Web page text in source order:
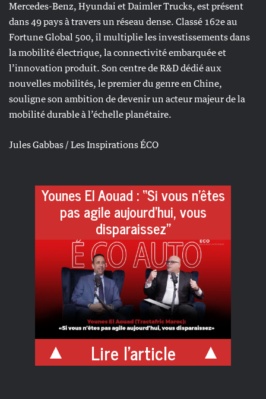
Mercedes-Benz, Hyundai et Daimler Trucks, est présent
dans 49 pays à travers un réseau dense. Classé 162e au
Fortune Global 500, il multiplie les investissements dans
la mobilité électrique, la connectivité embarquée et
l’innovation produit. Son centre de R&D dédié aux
nouvelles mobilités, le premier du genre en Chine,
souligne son ambition de devenir un acteur majeur de la
mobilité durable à l’échelle planétaire.
Jules Gabbas / Les Inspirations ÉCO
Younes El Aouad : “Si vous n’êtes
pas agile aujourd’hui, vous
disparaissez”
Lire l'article